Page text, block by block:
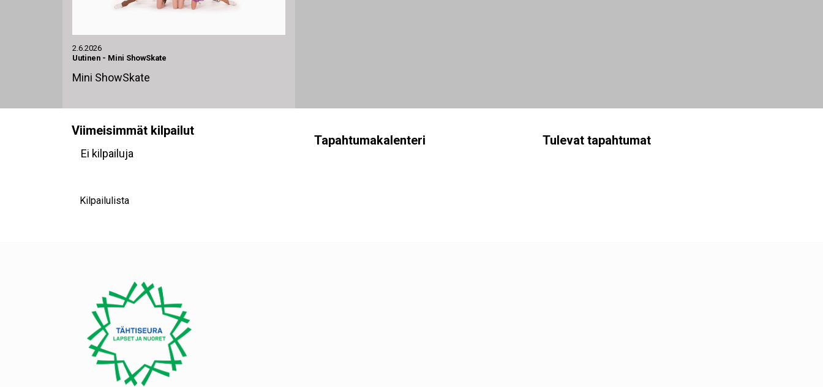
2.6.2026
Uutinen - Mini ShowSkate
Mini ShowSkate
Viimeisimmät kilpailut
Ei kilpailuja
Kilpailulista
Tapahtumakalenteri Tulevat tapahtumat